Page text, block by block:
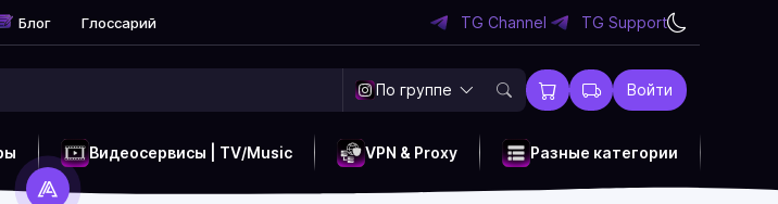
Блог Глоссарий TG Channel TG Support
По группе Войти
Видеосервисы | TV/Music VPN & Proxy Разные категории